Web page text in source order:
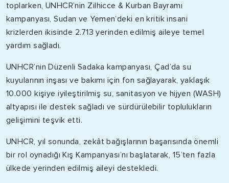
toplarken, UNHCR’nin Zilhicce & Kurban Bayramı
kampanyası, Sudan ve Yemen’deki en kritik insani
krizlerden ikisinde 2.713 yerinden edilmiş aileye temel
yardım sağladı.
UNHCR’nin Düzenli Sadaka kampanyası, Çad’da su
kuyularının inşası ve bakımı için fon sağlayarak, yaklaşık
10.000 kişiye iyileştirilmiş su, sanitasyon ve hijyen (WASH)
altyapısı ile destek sağladı ve sürdürülebilir toplulukların
gelişimini teşvik etti.
UNHCR, yıl sonunda, zekât bağışlarının başarısında önemli
bir rol oynadığı Kış Kampanyası’nı başlatarak, 15’ten fazla
ülkede yerinden edilmiş aileyi destekledi.